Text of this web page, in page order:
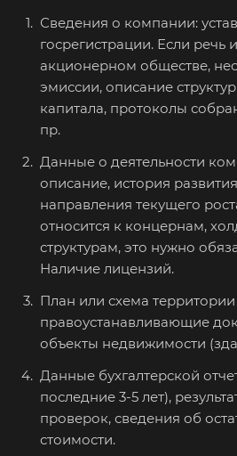
Сведения о компании:
госрегистрации. Если речь
акционерном обществе,
эмиссии, описание
капитала, протоколы
пр.
Данные о деятельности
описание, история
направления текущего
относится к концернам,
структурам, это нужно
Наличие лицензий.
План или схема
правоустанавливающие
объекты недвижимости
Данные бухгалтерской
последние 3-5 лет),
проверок, сведения об
стоимости.
Асбест
Асино
Астрахань
Ахтубинск
Ачинск
Аша
Баймак
Балаково
Балашиха
Балашов
Барабинск
Бахчисарай
Белая Калитва